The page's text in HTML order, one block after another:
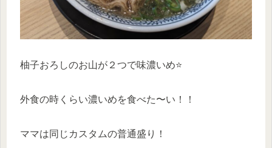
柚子おろしのお山が２つで味濃いめ⭐️
外食の時くらい濃いめを食べた〜い！！
ママは同じカスタムの普通盛り！